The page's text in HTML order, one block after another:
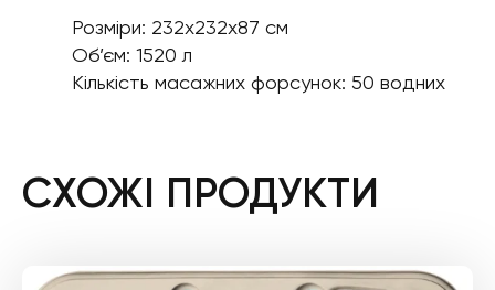
Розміри: 232х232х87 см
Об’єм: 1520 л
Кількість масажних форсунок: 50 водних
СХОЖІ ПРОДУКТИ